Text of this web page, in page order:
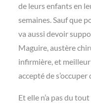
de leurs enfants en
semaines. Sauf que
va aussi devoir
Maguire, austère
infirmière, et meilleur
accepté de s’occuper
Et elle n’a pas du